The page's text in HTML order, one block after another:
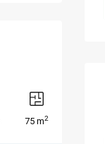
75 m2